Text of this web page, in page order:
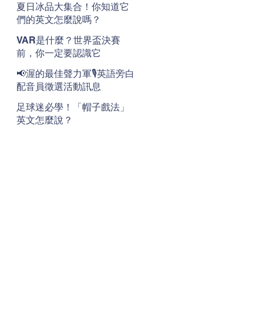
夏日冰品大集合！你知道它
們的英文怎麼說嗎？
VAR是什麼？世界盃決賽
前，你一定要認識它
📢渥的最佳聲力軍🎙️英語旁白
配音員徵選活動訊息
足球迷必學！「帽子戲法」
英文怎麼說？